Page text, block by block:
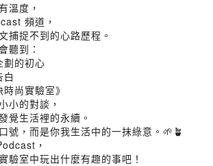
溫度，
頻道，
捕捉不到的心路歷程。
聽到：
劃的初心
白
尚實驗室》
小的對談，
覺生活裡的永續。
號，而是你我生活中的一抹綠意。🌱🪴
，
驗室中玩出什麼有趣的事吧！